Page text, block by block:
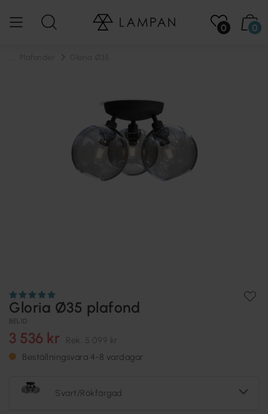
0 0
Gloria Ø35 plafond
BELID
3 536 kr Rek. 5 099 kr
Beställningsvara 4-8 vardagar
Svart/Rökfärgad